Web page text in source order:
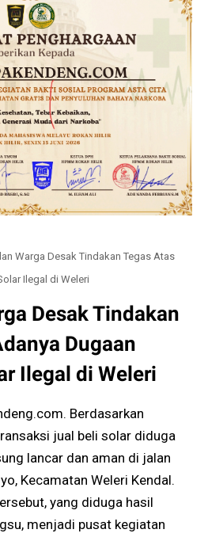
Warga Desak Tindakan Tegas Atas
Ilegal di Weleri
Desak Tindakan
Dugaan
Ilegal di Weleri
Berdasarkan
jual beli solar diduga
lancar dan aman di jalan
Kecamatan Weleri Kendal.
yang diduga hasil
menjadi pusat kegiatan